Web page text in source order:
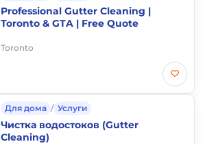
Professional Gutter Cleaning |
Toronto & GTA | Free Quote
Toronto
Для дома / Услуги
Чистка водостоков (Gutter
Cleaning)